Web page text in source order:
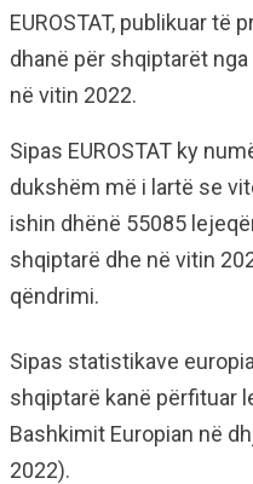
EUROSTAT, publikuar të
dhanë për shqiptarët
në vitin 2022.
Sipas EUROSTAT ky
dukshëm më i lartë se
ishin dhënë 55085
shqiptarë dhe në vitin
qëndrimi.
Sipas statistikave
shqiptarë kanë përfituar
Bashkimit Europian në
2022).